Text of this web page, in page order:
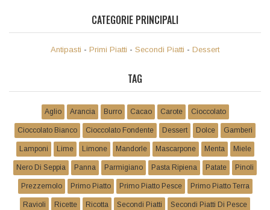
CATEGORIE PRINCIPALI
Antipasti - Primi Piatti - Secondi Piatti - Dessert
TAG
Aglio Arancia Burro Cacao Carote Cioccolato
Cioccolato Bianco Cioccolato Fondente Dessert Dolce Gamberi
Lamponi Lime Limone Mandorle Mascarpone Menta Miele
Nero Di Seppia Panna Parmigiano Pasta Ripiena Patate Pinoli
Prezzemolo Primo Piatto Primo Piatto Pesce Primo Piatto Terra
Ravioli Ricette Ricotta Secondi Piatti Secondi Piatti Di Pesce